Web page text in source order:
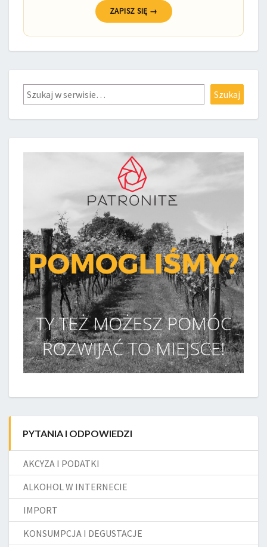
ZAPISZ SIĘ →
Szukaj Szukaj
PYTANIA I ODPOWIEDZI
AKCYZA I PODATKI
ALKOHOL W INTERNECIE
IMPORT
KONSUMPCJA I DEGUSTACJE